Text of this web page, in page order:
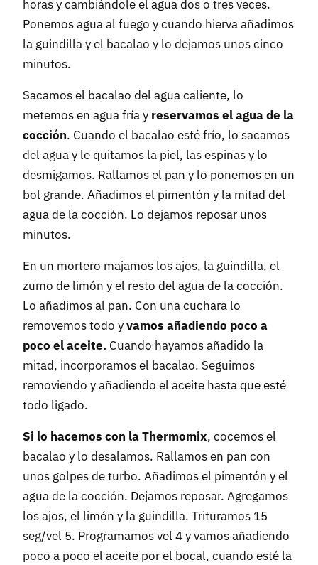
horas y cambiándole el agua dos o tres veces.
Ponemos agua al fuego y cuando hierva añadimos
la guindilla y el bacalao y lo dejamos unos cinco
minutos.
Sacamos el bacalao del agua caliente, lo
metemos en agua fría y reservamos el agua de la
cocción. Cuando el bacalao esté frío, lo sacamos
del agua y le quitamos la piel, las espinas y lo
desmigamos. Rallamos el pan y lo ponemos en un
bol grande. Añadimos el pimentón y la mitad del
agua de la cocción. Lo dejamos reposar unos
minutos.
En un mortero majamos los ajos, la guindilla, el
zumo de limón y el resto del agua de la cocción.
Lo añadimos al pan. Con una cuchara lo
removemos todo yvamos añadiendo poco a
poco el aceite. Cuando hayamos añadido la
mitad, incorporamos el bacalao. Seguimos
removiendo y añadiendo el aceite hasta que esté
todo ligado.
Si lo hacemos con la Thermomix, cocemos el
bacalao y lo desalamos. Rallamos en pan con
unos golpes de turbo. Añadimos el pimentón y el
agua de la cocción. Dejamos reposar. Agregamos
los ajos, el limón y la guindilla. Trituramos 15
seg/vel 5. Programamos vel 4 y vamos añadiendo
poco a poco el aceite por el bocal, cuando esté la